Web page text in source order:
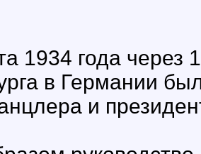
1934 года
в Германии
и